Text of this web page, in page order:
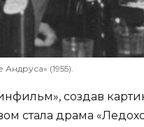
(1955).
создав
стала драма